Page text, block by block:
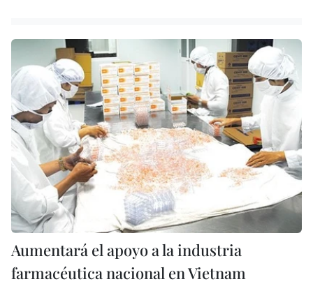
Aumentará el apoyo a la industria
farmacéutica nacional en Vietnam